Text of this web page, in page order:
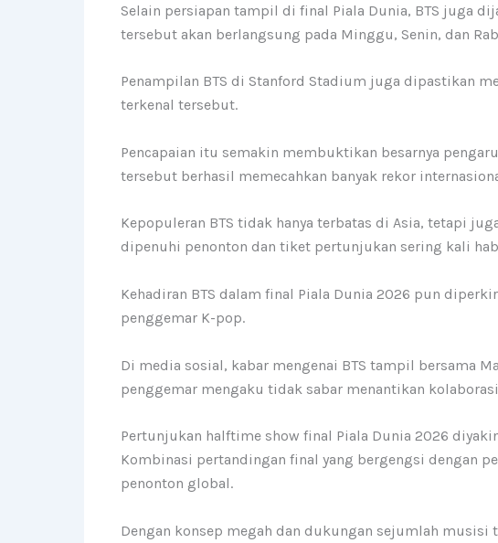
Selain persiapan tampil di final Piala Dunia, BTS juga
tersebut akan berlangsung pada Minggu, Senin, dan
Penampilan BTS di Stanford Stadium juga dipastikan
terkenal tersebut.
Pencapaian itu semakin membuktikan besarnya
tersebut berhasil memecahkan banyak rekor
Kepopuleran BTS tidak hanya terbatas di Asia, tetapi
dipenuhi penonton dan tiket pertunjukan sering kali
Kehadiran BTS dalam final Piala Dunia 2026 pun
penggemar K-pop.
Di media sosial, kabar mengenai BTS tampil bersama
penggemar mengaku tidak sabar menantikan
Pertunjukan halftime show final Piala Dunia 2026
Kombinasi pertandingan final yang bergengsi dengan
penonton global.
Dengan konsep megah dan dukungan sejumlah musisi